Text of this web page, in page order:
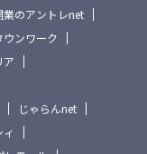
業のアントレnet
ンワーク
ア
じゃらんnet